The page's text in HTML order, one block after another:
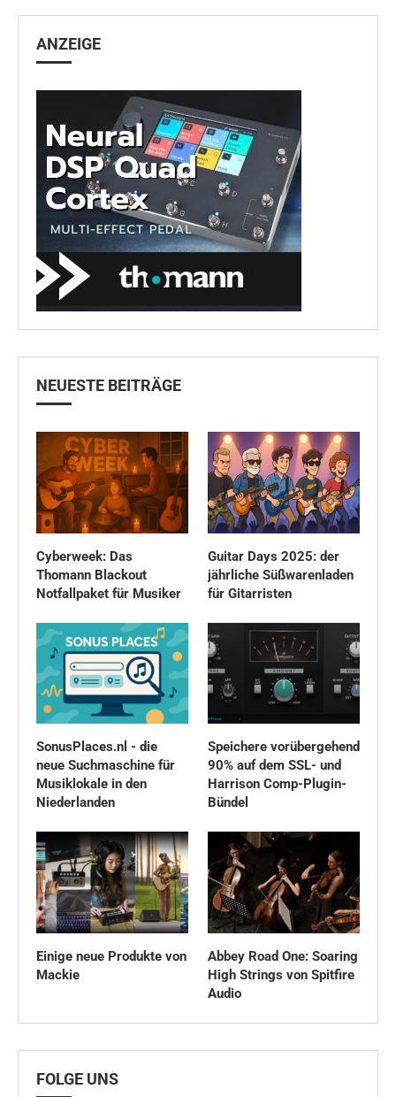
ANZEIGE
NEUESTE BEITRÄGE
Cyberweek: Das
Thomann Blackout
Notfallpaket für Musiker
Guitar Days 2025: der
jährliche Süßwarenladen
für Gitarristen
SonusPlaces.nl - die
neue Suchmaschine für
Musiklokale in den
Niederlanden
Speichere vorübergehend
90% auf dem SSL- und
Harrison Comp-Plugin-
Bündel
Einige neue Produkte von
Mackie
Abbey Road One: Soaring
High Strings von Spitfire
Audio
FOLGE UNS